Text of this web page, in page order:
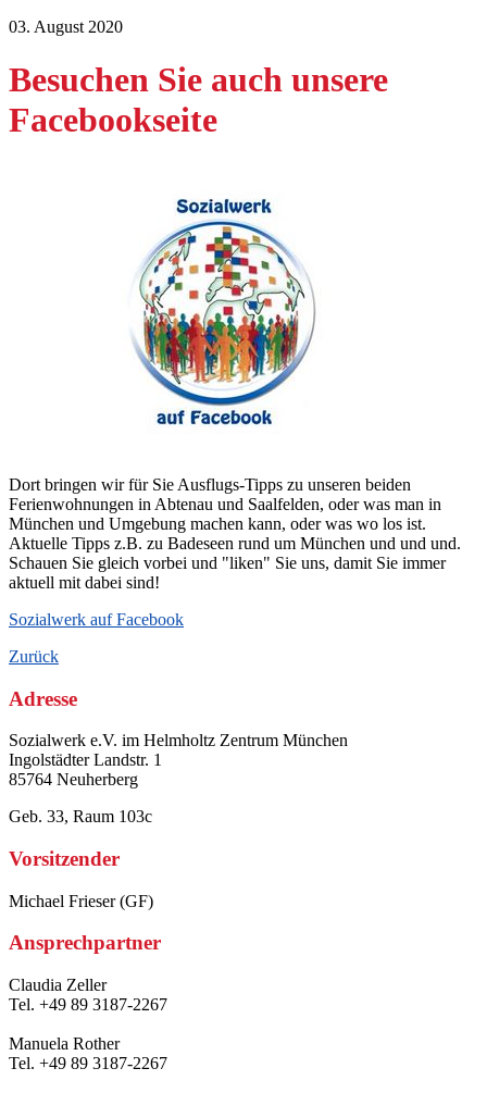
03. August 2020
Besuchen Sie auch unsere
Facebookseite
Dort bringen wir für Sie Ausflugs-Tipps zu unseren beiden
Ferienwohnungen in Abtenau und Saalfelden, oder was man in
München und Umgebung machen kann, oder was wo los ist.
Aktuelle Tipps z.B. zu Badeseen rund um München und und und.
Schauen Sie gleich vorbei und "liken" Sie uns, damit Sie immer
aktuell mit dabei sind!
Sozialwerk auf Facebook
Zurück
Adresse
Sozialwerk e.V. im Helmholtz Zentrum München
Ingolstädter Landstr. 1
85764 Neuherberg
Geb. 33, Raum 103c
Vorsitzender
Michael Frieser (GF)
Ansprechpartner
Claudia Zeller
Tel. +49 89 3187-2267
Manuela Rother
Tel. +49 89 3187-2267